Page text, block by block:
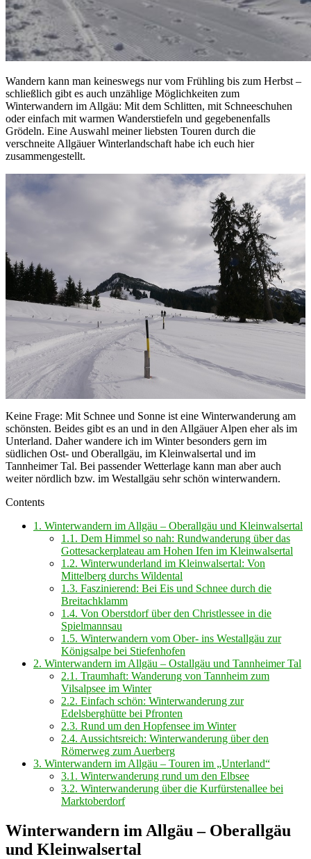
Wandern kann man keineswegs nur vom Frühling bis zum Herbst –
schließlich gibt es auch unzählige Möglichkeiten zum
Winterwandern im Allgäu: Mit dem Schlitten, mit Schneeschuhen
oder einfach mit warmen Wanderstiefeln und gegebenenfalls
Grödeln. Eine Auswahl meiner liebsten Touren durch die
verschneite Allgäuer Winterlandschaft habe ich euch hier
zusammengestellt.
Keine Frage: Mit Schnee und Sonne ist eine Winterwanderung am
schönsten. Beides gibt es an und in den Allgäuer Alpen eher als im
Unterland. Daher wandere ich im Winter besonders gern im
südlichen Ost- und Oberallgäu, im Kleinwalsertal und im
Tannheimer Tal. Bei passender Wetterlage kann man aber auch
weiter nördlich bzw. im Westallgäu sehr schön winterwandern.
Contents
1. Winterwandern im Allgäu – Oberallgäu und Kleinwalsertal
1.1. Dem Himmel so nah: Rundwanderung über das
Gottesackerplateau am Hohen Ifen im Kleinwalsertal
1.2. Winterwunderland im Kleinwalsertal: Von
Mittelberg durchs Wildental
1.3. Faszinierend: Bei Eis und Schnee durch die
Breitachklamm
1.4. Von Oberstdorf über den Christlessee in die
Spielmannsau
1.5. Winterwandern vom Ober- ins Westallgäu zur
Königsalpe bei Stiefenhofen
2. Winterwandern im Allgäu – Ostallgäu und Tannheimer Tal
2.1. Traumhaft: Wanderung von Tannheim zum
Vilsalpsee im Winter
2.2. Einfach schön: Winterwanderung zur
Edelsberghütte bei Pfronten
2.3. Rund um den Hopfensee im Winter
2.4. Aussichtsreich: Winterwanderung über den
Römerweg zum Auerberg
3. Winterwandern im Allgäu – Touren im „Unterland“
3.1. Winterwanderung rund um den Elbsee
3.2. Winterwanderung über die Kurfürstenallee bei
Marktoberdorf
Winterwandern im Allgäu – Oberallgäu
und Kleinwalsertal